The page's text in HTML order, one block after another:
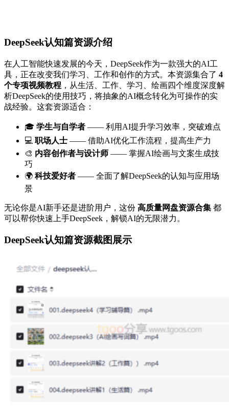
DeepSeek认知篇资源介绍
在人工智能快速发展的今天，DeepSeek作为一款强大的AI工
具，正在改变我们学习、工作和创作的方式。本资源集合了 4
个专项视频教程 ，从生活、工作、学习、绘画四个维度深度解
析DeepSeek的使用技巧，将抽象的AI概念转化为可操作的实
战经验。这套资源适合：
🎓 学生与自学者 —— 利用AI提升学习效率，突破难点
💻 职场人士 —— 借助AI优化工作流程，提高生产力
🎨 内容创作者与设计师 —— 掌握AI绘画与文案生成技
巧
🌍 科技爱好者 —— 全面了解DeepSeek的认知与应用场
景
无论你是AI新手还是进阶用户，这份 高质量网盘资源合集 都
可以帮你快速上手DeepSeek，解锁AI的无限潜力。
DeepSeek认知篇资源截图展示